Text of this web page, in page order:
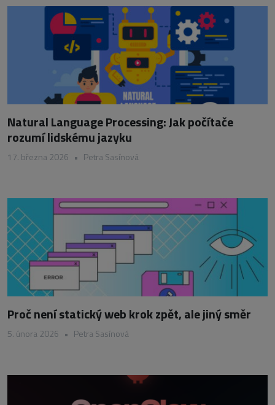
Natural Language Processing: Jak počítače
rozumí lidskému jazyku
17. března 2026 • Petra Sasínová
Proč není statický web krok zpět, ale jiný směr
5. února 2026 • Petra Sasínová